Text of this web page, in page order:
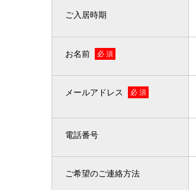
ご入居時期
お名前 必 須
メールアドレス 必 須
電話番号
ご希望のご連絡方法